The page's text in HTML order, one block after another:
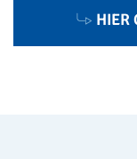
HIER